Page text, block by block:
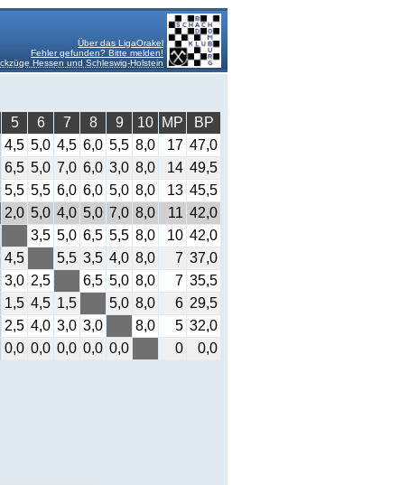
Über das LigaOrakel
Fehler gefunden? Bitte melden!
Hessen und Schleswig-Holstein
5 6 7 8 9 10 MP
BP
4,5 5,0 4,5 6,0 5,5 8,0 17 47,0
6,5 5,0 7,0 6,0 3,0 8,0 14 49,5
5,5 5,5 6,0 6,0 5,0 8,0 13 45,5
2,0 5,0 4,0 5,0 7,0 8,0 11 42,0
3,5 5,0 6,5 5,5 8,0 10 42,0
4,5 5,5 3,5 4,0 8,0 7 37,0
3,0 2,5 6,5 5,0 8,0 7 35,5
1,5 4,5 1,5 5,0 8,0 6 29,5
2,5 4,0 3,0 3,0 8,0 5 32,0
0,0 0,0 0,0 0,0 0,0 0 0,0